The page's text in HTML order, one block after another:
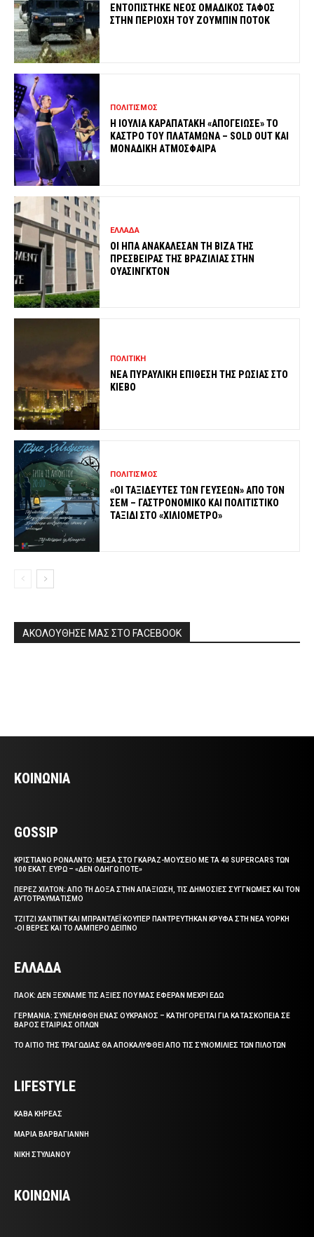
ΕΝΤΟΠΙΣΤΗΚΕ ΝΕΟΣ ΟΜΑΔΙΚΟΣ ΤΑΦΟΣ
ΣΤΗΝ ΠΕΡΙΟΧΗ ΤΟΥ ΖΟΥΜΠΙΝ ΠΟΤΟΚ
ΠΟΛΙΤΙΣΜΟΣ
Η ΙΟΥΛΙΑ ΚΑΡΑΠΑΤΑΚΗ «ΑΠΟΓΕΙΩΣΕ» ΤΟ
ΚΑΣΤΡΟ ΤΟΥ ΠΛΑΤΑΜΩΝΑ – SOLD OUT ΚΑΙ
ΜΟΝΑΔΙΚΗ ΑΤΜΟΣΦΑΙΡΑ
ΕΛΛΑΔΑ
ΟΙ ΗΠΑ ΑΝΑΚΑΛΕΣΑΝ ΤΗ ΒΙΖΑ ΤΗΣ
ΠΡΕΣΒΕΙΡΑΣ ΤΗΣ ΒΡΑΖΙΛΙΑΣ ΣΤΗΝ
ΟΥΑΣΙΝΓΚΤΟΝ
ΠΟΛΙΤΙΚΗ
ΝΕΑ ΠΥΡΑΥΛΙΚΗ ΕΠΙΘΕΣΗ ΤΗΣ ΡΩΣΙΑΣ ΣΤΟ
ΚΙΕΒΟ
ΠΟΛΙΤΙΣΜΟΣ
«ΟΙ ΤΑΞΙΔΕΥΤΕΣ ΤΩΝ ΓΕΥΣΕΩΝ» ΑΠΟ ΤΟΝ
ΣΕΜ – ΓΑΣΤΡΟΝΟΜΙΚΟ ΚΑΙ ΠΟΛΙΤΙΣΤΙΚΟ
ΤΑΞΙΔΙ ΣΤΟ «ΧΙΛΙΟΜΕΤΡΟ»
ΑΚΟΛΟΥΘΗΣΕ ΜΑΣ ΣΤΟ FACEBOOK
ΚΟΙΝΩΝΙΑ
GOSSIP
ΚΡΙΣΤΙΑΝΟ ΡΟΝΑΛΝΤΟ: ΜΕΣΑ ΣΤΟ ΓΚΑΡΑΖ-ΜΟΥΣΕΙΟ ΜΕ ΤΑ 40 SUPERCARS ΤΩΝ
100 ΕΚΑΤ. ΕΥΡΩ – «ΔΕΝ ΟΔΗΓΩ ΠΟΤΕ»
ΠΕΡΕΖ ΧΙΛΤΟΝ: ΑΠΟ ΤΗ ΔΟΞΑ ΣΤΗΝ ΑΠΑΞΙΩΣΗ, ΤΙΣ ΔΗΜΟΣΙΕΣ ΣΥΓΓΝΩΜΕΣ ΚΑΙ ΤΟΝ
ΑΥΤΟΤΡΑΥΜΑΤΙΣΜΟ
ΤΖΙΤΖΙ ΧΑΝΤΙΝΤ ΚΑΙ ΜΠΡΑΝΤΛΕΪ ΚΟΥΠΕΡ ΠΑΝΤΡΕΥΤΗΚΑΝ ΚΡΥΦΑ ΣΤΗ ΝΕΑ ΥΟΡΚΗ
-ΟΙ ΒΕΡΕΣ ΚΑΙ ΤΟ ΛΑΜΠΕΡΟ ΔΕΙΠΝΟ
ΕΛΛΑΔΑ
ΠΑΟΚ: ΔΕΝ ΞΕΧΝΑΜΕ ΤΙΣ ΑΞΙΕΣ ΠΟΥ ΜΑΣ ΕΦΕΡΑΝ ΜΕΧΡΙ ΕΔΩ
ΓΕΡΜΑΝΙΑ: ΣΥΝΕΛΗΦΘΗ ΕΝΑΣ ΟΥΚΡΑΝΟΣ – ΚΑΤΗΓΟΡΕΙΤΑΙ ΓΙΑ ΚΑΤΑΣΚΟΠΕΙΑ ΣΕ
ΒΑΡΟΣ ΕΤΑΙΡΙΑΣ ΟΠΛΩΝ
ΤΟ ΑΙΤΙΟ ΤΗΣ ΤΡΑΓΩΔΙΑΣ ΘΑ ΑΠΟΚΑΛΥΦΘΕΙ ΑΠΟ ΤΙΣ ΣΥΝΟΜΙΛΙΕΣ ΤΩΝ ΠΙΛΟΤΩΝ
LIFESTYLE
ΚΑΒΑ ΚΗΡΕΑΣ
ΜΑΡΙΑ ΒΑΡΒΑΓΙΑΝΝΗ
ΝΙΚΗ ΣΤΥΛΙΑΝΟΥ
ΚΟΙΝΩΝΙΑ